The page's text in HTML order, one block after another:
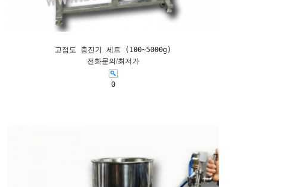
고점도 충진기 세트 (100~5000g)
전화문의/최저가
0